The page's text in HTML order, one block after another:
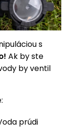
s
Ak by ste
by ventil
prúdi